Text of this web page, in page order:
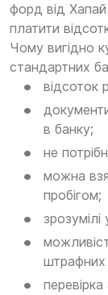
форд від Хапай
платити
Чому вигідно
стандартних
відсоток
в банку;
не
можна
пробігом;
штрафних